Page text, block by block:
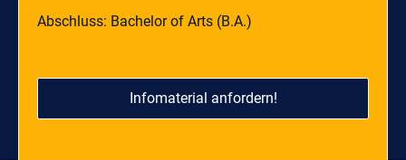
Abschluss: Bachelor of Arts (B.A.)
Infomaterial anfordern!